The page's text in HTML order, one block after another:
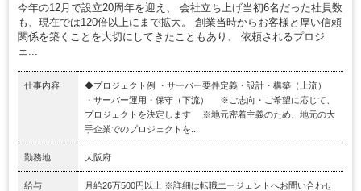
今年の12月で設立20周年を迎え、 会社立ち上げ当初6名だった社員数
も、現在では120倍以上にまで拡大。 創業当時からお客様と厚い信頼
関係を築くことを大切にしてきたこともあり、 依頼されるプロジ
ェ...
仕事内容
◆プロジェクト例 ・サーバー要件定義・設計・構築（上流）
・サーバー運用・保守（下流） ※ご志向・ご希望に応じて、
プロジェクトを決定します ※地元密着主義のため、地元の大
手企業でのプロジェクトを...
勤務地 大阪府
給与
月給26万500円以上 ※詳細は転職エージェントへお問い合わせ